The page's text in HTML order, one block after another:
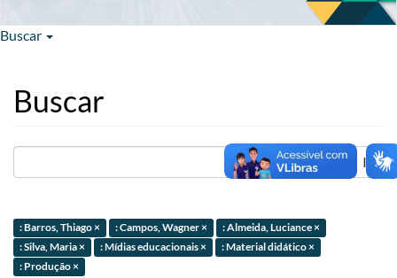
Buscar
Buscar
Ir
: Barros, Thiago × : Campos, Wagner ×
: Almeida, Luciance ×
: Silva, Maria ×
: Mídias educacionais ×
: Material didático ×
: Produção ×